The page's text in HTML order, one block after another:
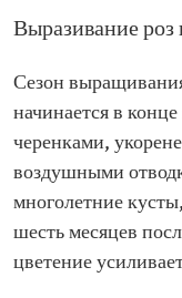
Выразивание
Сезон
начинается в
черенками,
воздушными
многолетние
шесть месяцев
цветение